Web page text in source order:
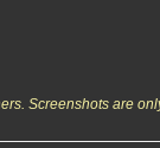
Screenshots are